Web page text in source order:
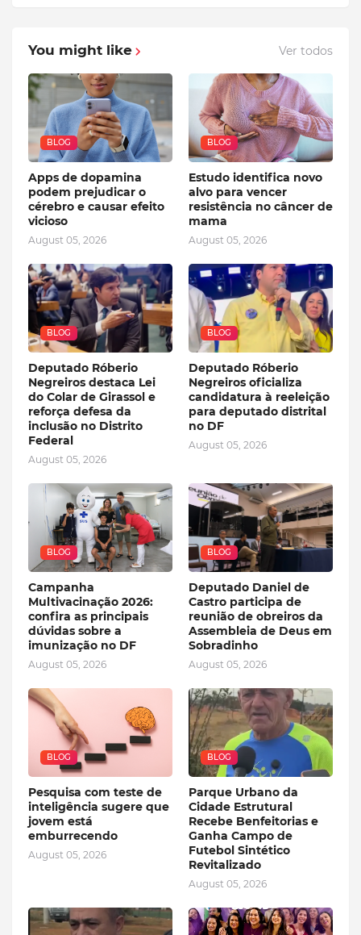
You might like Ver todos
BLOG
Apps de dopamina
podem prejudicar o
cérebro e causar efeito
vicioso
August 05, 2026
BLOG
Estudo identifica novo
alvo para vencer
resistência no câncer de
mama
August 05, 2026
BLOG
Deputado Róberio
Negreiros destaca Lei
do Colar de Girassol e
reforça defesa da
inclusão no Distrito
Federal
August 05, 2026
BLOG
Deputado Róberio
Negreiros oficializa
candidatura à reeleição
para deputado distrital
no DF
August 05, 2026
BLOG
Campanha
Multivacinação 2026:
confira as principais
dúvidas sobre a
imunização no DF
August 05, 2026
BLOG
Deputado Daniel de
Castro participa de
reunião de obreiros da
Assembleia de Deus em
Sobradinho
August 05, 2026
BLOG
Pesquisa com teste de
inteligência sugere que
jovem está
emburrecendo
August 05, 2026
BLOG
Parque Urbano da
Cidade Estrutural
Recebe Benfeitorias e
Ganha Campo de
Futebol Sintético
Revitalizado
August 05, 2026